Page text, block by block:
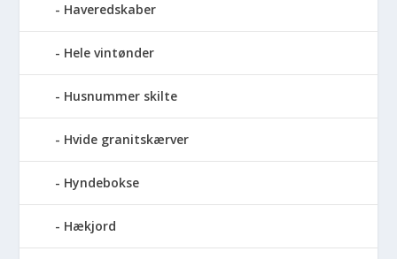
Haveredskaber
Hele vintønder
Husnummer skilte
Hvide granitskærver
Hyndebokse
Hækjord